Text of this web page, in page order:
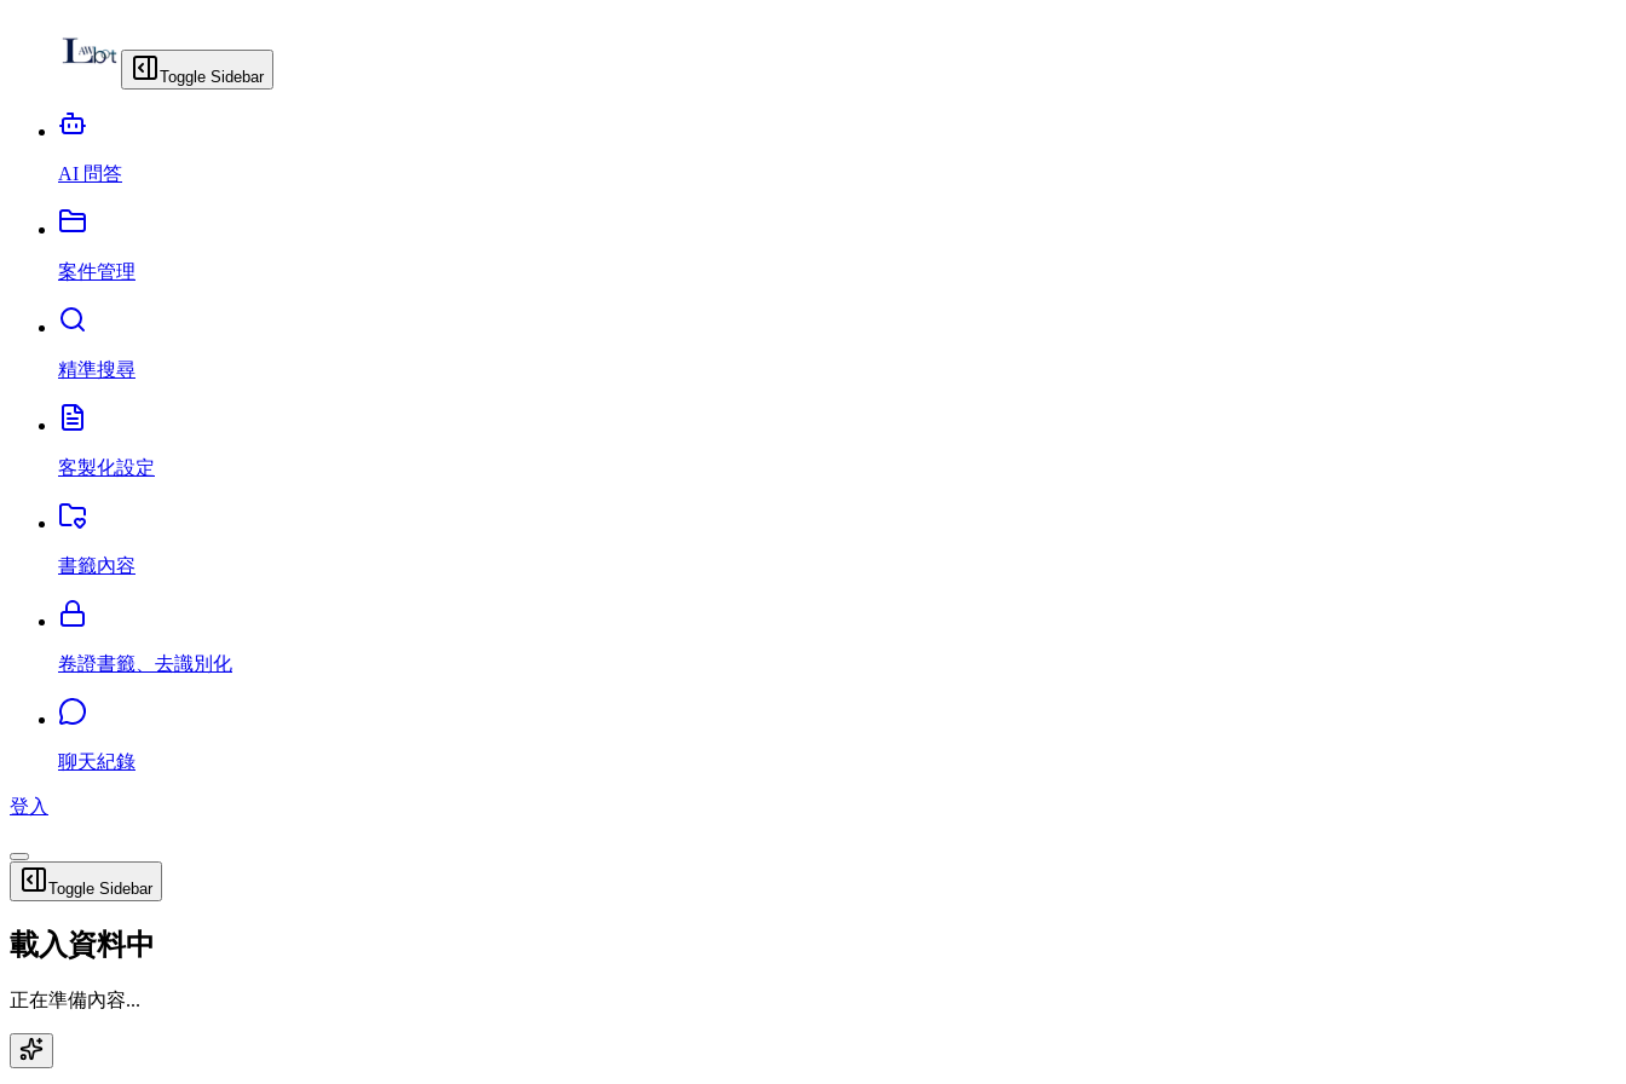
Toggle Sidebar
AI 問答
案件管理
精準搜尋
客製化設定
書籤內容
卷證書籤、去識別化
聊天紀錄
登入
Toggle Sidebar
載入資料中
正在準備內容...